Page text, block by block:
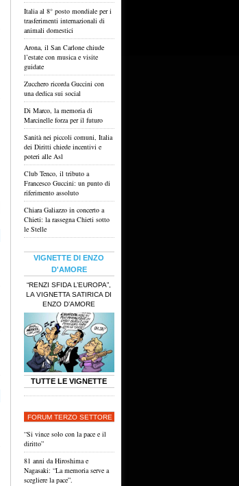
Italia al 8° posto mondiale per i
trasferimenti internazionali di
animali domestici
Arona, il San Carlone chiude
l’estate con musica e visite
guidate
Zucchero ricorda Guccini con
una dedica sui social
Di Marco, la memoria di
Marcinelle forza per il futuro
Sanità nei piccoli comuni, Italia
dei Diritti chiede incentivi e
poteri alle Asl
Club Tenco, il tributo a
Francesco Guccini: un punto di
riferimento assoluto
Chiara Galiazzo in concerto a
Chieti: la rassegna Chieti sotto
le Stelle
VIGNETTE DI ENZO
D'AMORE
“RENZI SFIDA L’EUROPA”,
LA VIGNETTA SATIRICA DI
ENZO D’AMORE
TUTTE LE VIGNETTE
FORUM TERZO SETTORE
“Si vince solo con la pace e il
diritto”
81 anni da Hiroshima e
Nagasaki: “La memoria serve a
scegliere la pace”.